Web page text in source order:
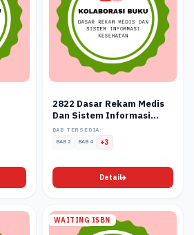
2822 Dasar Rekam Medis
Dan Sistem Informasi
Kesehatan
BAB TERSEDIA:
BAB 2
BAB 4 +3
Detail
WAITING ISBN